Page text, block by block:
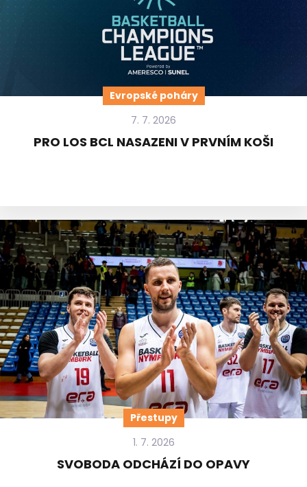
Evropské poháry
7. 7. 2026
PRO LOS BCL NASAZENI V PRVNÍM KOŠI
Přestupy
1. 7. 2026
SVOBODA ODCHÁZÍ DO OPAVY